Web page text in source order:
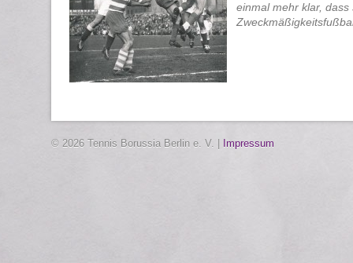
einmal mehr klar,
© 2026 Tennis Borussia Berlin e. V. | Impressum